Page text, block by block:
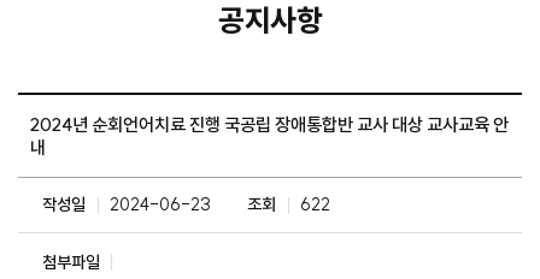
공지사항
2024년 순회언어치료 진행 국공립 장애통합반 교사 대상 교사교육 안
내
작성일 2024-06-23 조회 622
첨부파일